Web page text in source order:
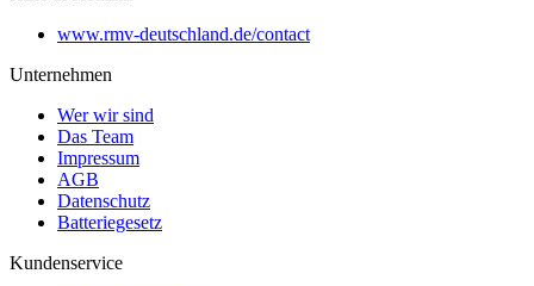
www.rmv-deutschland.de/contact
Unternehmen
Wer wir sind
Das Team
Impressum
AGB
Datenschutz
Batteriegesetz
Kundenservice